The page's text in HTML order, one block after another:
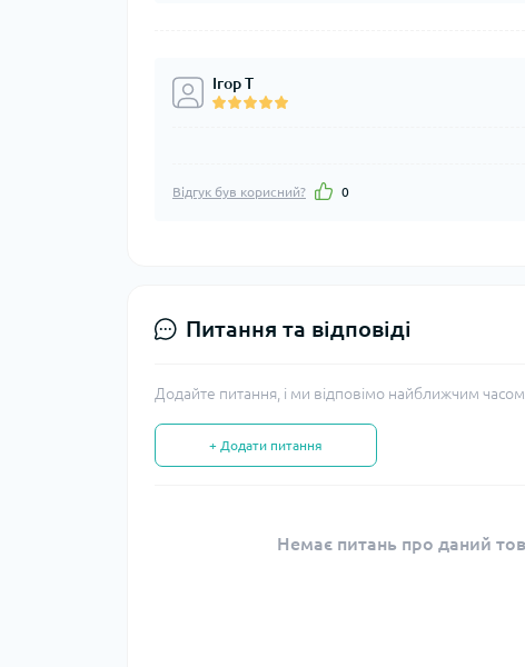
Ігор Т
Відгук був корисний? 0
Питання та відповіді
Додайте питання, і ми відповімо найближчим
+ Додати питання
Немає питань про даний